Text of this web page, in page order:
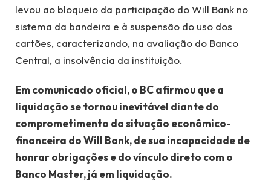
levou ao bloqueio da participação do Will Bank no
sistema da bandeira e à suspensão do uso dos
cartões, caracterizando, na avaliação do Banco
Central, a insolvência da instituição.
Em comunicado oficial, o BC afirmou que a
liquidação se tornou inevitável diante do
comprometimento da situação econômico-
financeira do Will Bank, de sua incapacidade de
honrar obrigações e do vínculo direto com o
Banco Master, já em liquidação.